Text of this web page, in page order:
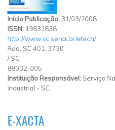
Início Publicação: 31/03/2008
ISSN: 19831838
http://www.sc.senai.br/etech/
Rod. SC 401, 3730
/ SC
88032-005
Instituição Responsável: Serviço
Industrial - SC
E-XACTA